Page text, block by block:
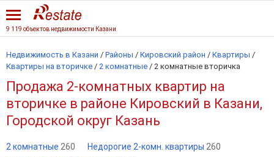
9 119 объектов недвижимости Казани
Недвижимость в Казани / Районы / Кировский район / Квартиры /
Квартиры на вторичке / 2 комнатные / 2 комнатные вторичка
Продажа 2-комнатных квартир на
вторичке в районе Кировский в Казани,
Городской округ Казань
2 комнатные 260 Недорогие 2-комн. квартиры 260